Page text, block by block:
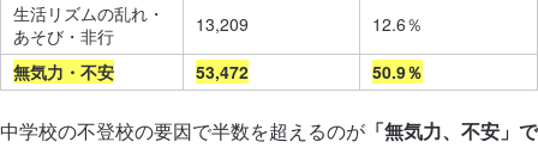
生活リズムの乱れ・
あそび・非行
13,209
12.6％
無気力・不安
53,472 50.9％
中学校の不登校の要因で半数を超えるのが 「無気力、不安」で